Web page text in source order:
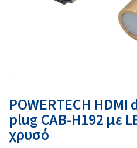
POWERTECH
plug CAB-H192 με
χρυσό